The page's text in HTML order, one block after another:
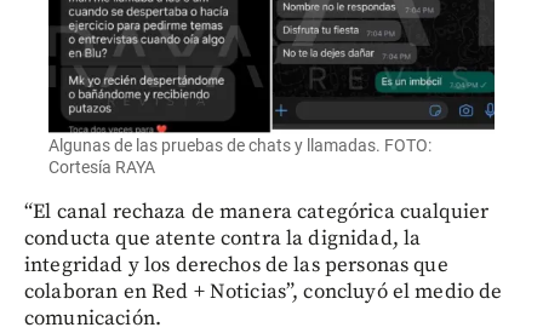
Algunas de las pruebas de chats y llamadas. FOTO:
Cortesía RAYA
“El canal rechaza de manera categórica cualquier
conducta que atente contra la dignidad, la
integridad y los derechos de las personas que
colaboran en Red + Noticias”, concluyó el medio de
comunicación.